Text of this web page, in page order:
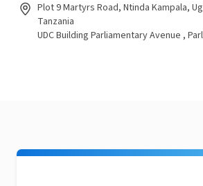
Plot 9 Martyrs Road, Ntinda Kampala,
Tanzania
UDC Building Parliamentary Avenue ,